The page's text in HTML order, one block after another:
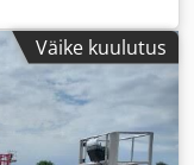
Väike kuulutus